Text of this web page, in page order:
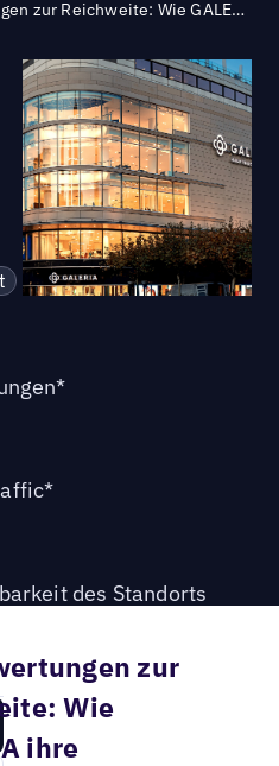
Von Bewertungen zur Reichweite: Wie GALERIA ihre Markenpräsenz lokal und digital gestärkt hat
des Standorts
zur
Wie
ihre